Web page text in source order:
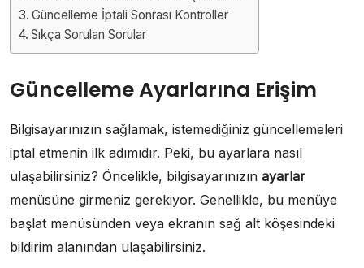
Güncelleme İptali Sonrası Kontroller
Sıkça Sorulan Sorular
Güncelleme Ayarlarına Erişim
Bilgisayarınızın sağlamak, istemediğiniz güncellemeleri
iptal etmenin ilk adımıdır. Peki, bu ayarlara nasıl
ulaşabilirsiniz? Öncelikle, bilgisayarınızın ayarlar
menüsüne girmeniz gerekiyor. Genellikle, bu menüye
başlat menüsünden veya ekranın sağ alt köşesindeki
bildirim alanından ulaşabilirsiniz.